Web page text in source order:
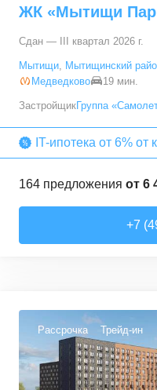
121,79– 166,68м²
178,5–178,5м²
ЖК «Мытищи
Сдан — III квартал 2026 г.
Мытищи, Мытищинский
Медведково
19 мин.
ЗастройщикГруппа
IT-ипотека от 6%
164 предложения от 6
2-комн. кв.
51,07– 60,72 м²
+7
Рассрочка Трейд-ин